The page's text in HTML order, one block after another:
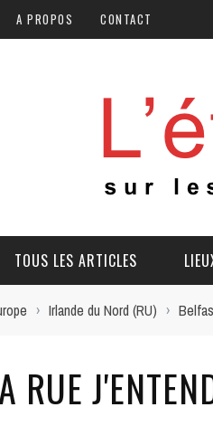
A PROPOS CONTACT
TOUS LES ARTICLES
› Irlande du Nord (RU) ›
RUE